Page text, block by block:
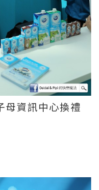
母資訊中心換禮